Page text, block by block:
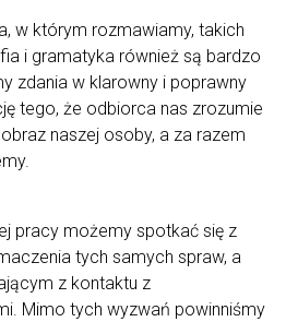
w którym rozmawiamy, takich
i gramatyka również są bardzo
zdania w klarowny i poprawny
tego, że odbiorca nas zrozumie
naszej osoby, a za razem
pracy możemy spotkać się z
tych samych spraw, a
z kontaktu z
Mimo tych wyzwań powinniśmy